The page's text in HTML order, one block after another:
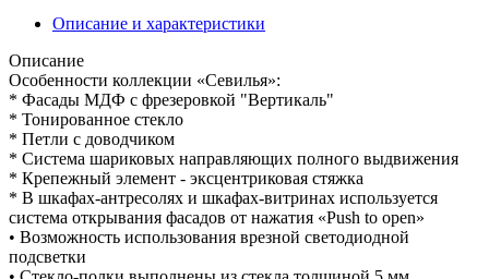
Описание и характеристики
Описание
Особенности коллекции «Севилья»:
* Фасады МДФ с фрезеровкой "Вертикаль"
* Тонированное стекло
* Петли с доводчиком
* Система шариковых направляющих полного выдвижения
* Крепежный элемент - эксцентриковая стяжка
* В шкафах-антресолях и шкафах-витринах используется
система открывания фасадов от нажатия «Push to open»
• Возможность использования врезной светодиодной
подсветки